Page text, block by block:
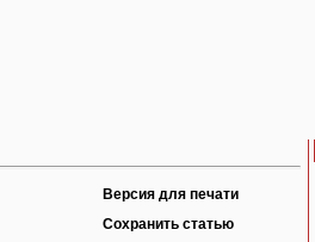
Версия для печати
Сохранить статью